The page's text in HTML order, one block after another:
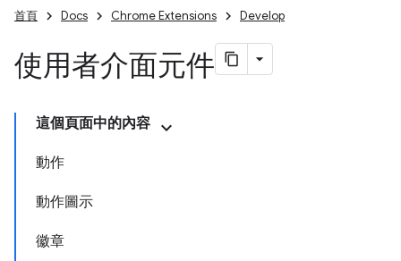
首頁 Docs Chrome Extensions Develop
使用者介面元件
這個頁面中的內容
動作
動作圖示
徽章